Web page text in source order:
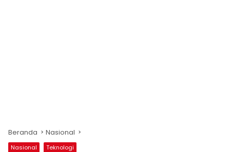
Beranda Nasional
Nasional Teknologi